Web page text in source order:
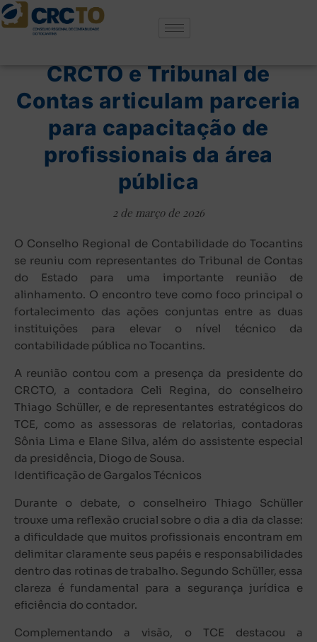
CRCTO e Tribunal de
Contas articulam parceria
para capacitação de
profissionais da área
pública
2 de março de 2026
O Conselho Regional de Contabilidade do Tocantins
se reuniu com representantes do Tribunal de Contas
do Estado para uma importante reunião de
alinhamento. O encontro teve como foco principal o
fortalecimento das ações conjuntas entre as duas
instituições para elevar o nível técnico da
contabilidade pública no Tocantins.
A reunião contou com a presença da presidente do
CRCTO, a contadora Celi Regina, do conselheiro
Thiago Schüller, e de representantes estratégicos do
TCE, como as assessoras de relatorias, contadoras
Sônia Lima e Elane Silva, além do assistente especial
da presidência, Diogo de Sousa.
Identificação de Gargalos Técnicos
Durante o debate, o conselheiro Thiago Schüller
trouxe uma reflexão crucial sobre o dia a dia da classe:
a dificuldade que muitos profissionais encontram em
delimitar claramente seus papéis e responsabilidades
dentro das rotinas de trabalho. Segundo Schüller, essa
clareza é fundamental para a segurança jurídica e
eficiência do contador.
Complementando a visão, o TCE destacou a